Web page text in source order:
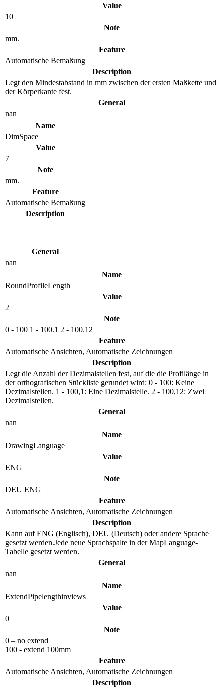
Value
10
Note
mm.
Feature
Automatische Bemaßung
Description
Legt den Mindestabstand in mm zwischen der ersten Maßkette und
der Körperkante fest.
General
nan
Name
DimSpace
Value
7
Note
mm.
Feature
Automatische Bemaßung
Description
General
nan
Name
RoundProfileLength
Value
2
Note
0 - 100 1 - 100.1 2 - 100.12
Feature
Automatische Ansichten, Automatische Zeichnungen
Description
Legt die Anzahl der Dezimalstellen fest, auf die die Profilänge in
der orthografischen Stückliste gerundet wird: 0 - 100: Keine
Dezimalstellen. 1 - 100,1: Eine Dezimalstelle. 2 - 100,12: Zwei
Dezimalstellen.
General
nan
Name
DrawingLanguage
Value
ENG
Note
DEU ENG
Feature
Automatische Ansichten, Automatische Zeichnungen
Description
Kann auf ENG (Englisch), DEU (Deutsch) oder andere Sprache
gesetzt werden.Jede neue Sprachspalte in der MapLanguage-
Tabelle gesetzt werden.
General
nan
Name
ExtendPipelengthinviews
Value
0
Note
0 – no extend
100 - extend 100mm
Feature
Automatische Ansichten, Automatische Zeichnungen
Description